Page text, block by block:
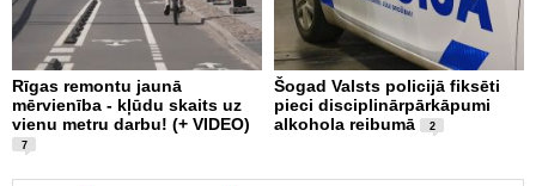
Rīgas remontu jaunā
mērvienība - kļūdu skaits uz
vienu metru darbu! (+ VIDEO)
7
Šogad Valsts policijā fiksēti
pieci disciplinārpārkāpumi
alkohola reibumā
2